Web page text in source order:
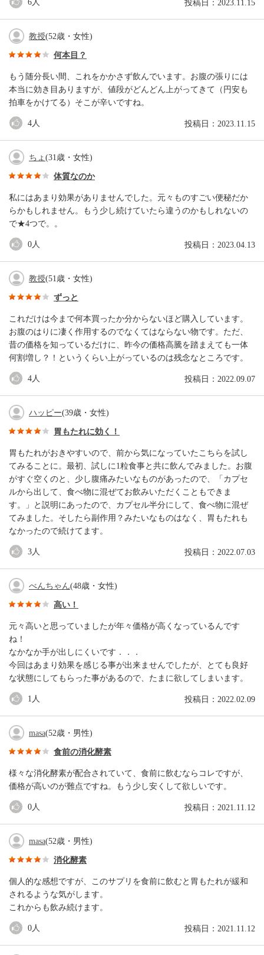
投稿日：2023.11.15
6人
教授(52歳・女性)
何本目？
もう随分長い間、これをかかさず飲んでいます。お腹の張りには
本当に効き目ありますが、値段がどんどん上がってきて（円安も
拍車をかけてる）そこが辛いですね。
投稿日：2023.11.15
4人
ちょ (31歳・女性)
体質なのか
私にはあまり効果がありませんでした。元々ものすごい便秘だか
らかもしれません。もう少し続けていたら違うのかもしれないの
で★4つで。。
投稿日：2023.04.13
0人
教授(51歳・女性)
ずっと
これだけは今まで何本買ったか分からないほど購入しています。
お腹のはりに凄く作用するのでなくてはならない物です。ただ、
昔の価格を知っているだけに、昨今の価格高騰を踏まえても一体
何割増し？！というくらい上がっているのは残念なところです。
投稿日：2022.09.07
4人
ハッピー(39歳・女性)
胃もたれに効く！
胃もたれがおきやすいので、前から気になっていたこちらを試し
てみることに。最初、試しに1粒食事と共に飲んでみました。お腹
がすぐ空くのと、少し腹痛みたいなものがあったので、「カプセ
ルから出して、食べ物に混ぜてお飲みいただくこともできま
す。」と説明にあったので、カプセル半分にして、食べ物に混ぜ
てみました。そしたら副作用？みたいなものはなく、胃もたれも
なかったので続けてます。
投稿日：2022.07.03
3人
べんちゃん(48歳・女性)
高い！
元々高いと思っていましたが年々価格が高くなっているんです
ね！
なかなか手が出しにくいです．．．
今回はあまり効果を感じる事が出来ませんでしたが、とても良好
な状態にしてもらった事があるので、たまに欲してしまいます。
投稿日：2022.02.09
1 人
masa(52歳・男性)
食前の消化酵素
様々な消化酵素が配合されていて、食前に飲むならコレですが、
価格が高いのが難点ですね。もう少し安くして欲しいです。
投稿日：2021.11.12
0人
masa(52歳・男性)
消化酵素
個人的な感想ですが、このサプリを食前に飲むと胃もたれが緩和
されるような気がします。
これからも飲み続けます。
投稿日：2021.11.12
0人